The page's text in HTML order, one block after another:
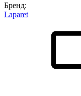
Бренд:
Laparet